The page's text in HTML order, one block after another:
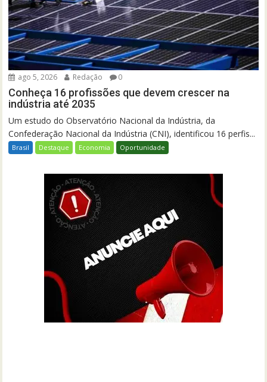
ago 5, 2026 Redação 0
Conheça 16 profissões que devem crescer na
indústria até 2035
Um estudo do Observatório Nacional da Indústria, da
Confederação Nacional da Indústria (CNI), identificou 16 perfis...
Brasil Destaque Economia Oportunidade